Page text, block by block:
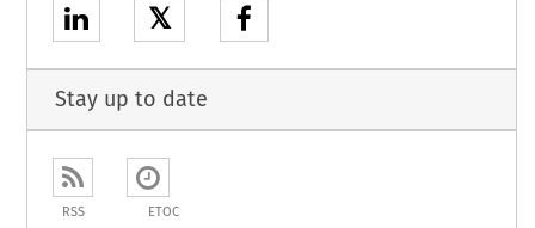
𝕏
Stay up to date
RSS ETOC